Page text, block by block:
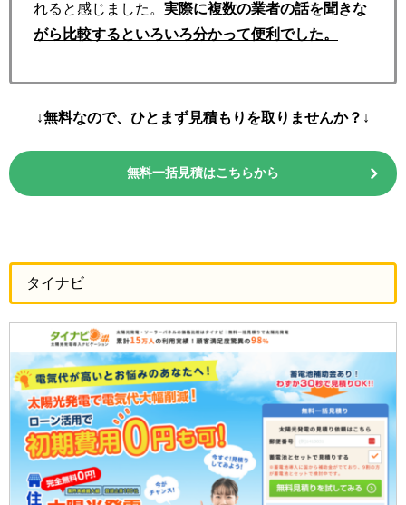
れると感じました。 実際に複数の業者の話を聞きな
がら比較するといろいろ分かって便利でした。
↓無料なので、ひとまず見積もりを取りませんか？↓
無料一括見積はこちらから
タイナビ